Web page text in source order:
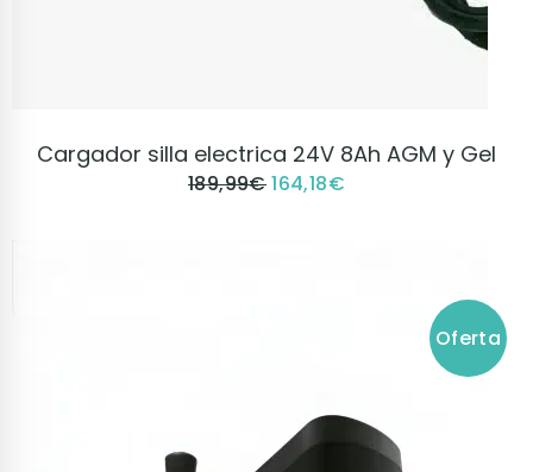
VER PRODUCTO
Cargador silla electrica 24V 8Ah AGM y Gel
189,99€164,18€
Oferta